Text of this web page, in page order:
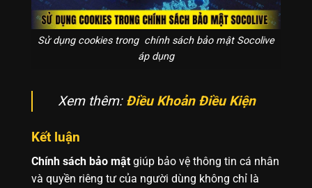
Sử dụng cookies trong chính sách bảo mật Socolive
áp dụng
Xem thêm: Điều Khoản Điều Kiện
Kết luận
Chính sách bảo mật giúp bảo vệ thông tin cá nhân
và quyền riêng tư của người dùng không chỉ là